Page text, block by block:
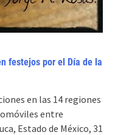
festejos por el Día de la
en las 14 regiones
entre
Estado de México, 31